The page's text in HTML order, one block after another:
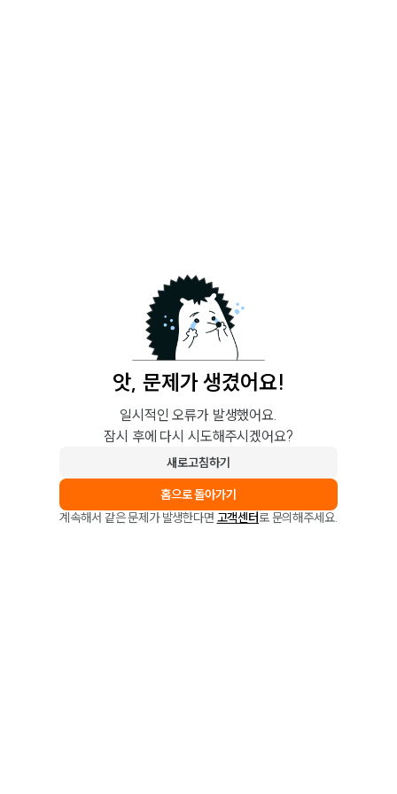
앗, 문제가 생겼어요!
일시적인 오류가 발생했어요.
잠시 후에 다시 시도해주시겠어요?
새로고침하기
홈으로 돌아가기
계속해서 같은 문제가 발생한다면 고객센터로 문의해주세요.